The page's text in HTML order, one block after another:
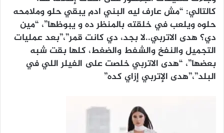
كالتالي: “مش عارف ليه البني ادم يبقي حلو وملامحه
حلوه ويلعب في خلقته بالمنظر ده و يبوظها”، “مين
دي؟ هدى الاتربي..لا بجد، دي كانت قمر”،”بعد عمليات
التجميل والنفخ والشفط والضغط، كلها بقت شبه
بعضها”، “هدى الاتربي خلصت على الفيلر اللي في
البلد”،”هدى الإتربي إزاي كده”